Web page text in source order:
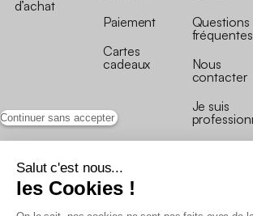
Continuer sans accepter
Salut c'est nous...
les Cookies !
d’achat
Paiement
Cartes
cadeaux
Questions
fréquentes
Nous
contacter
Je suis